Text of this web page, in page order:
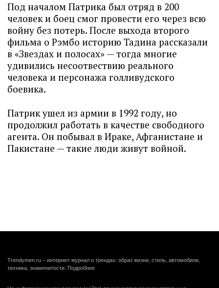
Под началом Патрика был отряд в 200
человек и боец смог провести его через всю
войну без потерь. После выхода второго
фильма о Рэмбо историю Тадина рассказали
в «Звездах и полосах» — тогда многие
удивились несоотвествию реального
человека и персонажа голливудского
боевика.
Патрик ушел из армии в 1992 году, но
продолжил работать в качестве свободного
агента. Он побывал в Ираке, Афганистане и
Пакистане — такие люди живут войной.
Trendymen.ru – интернет-журнал о трендах: образ жизни, стиль, автомобили,
техника, знаменитости. Подробнее